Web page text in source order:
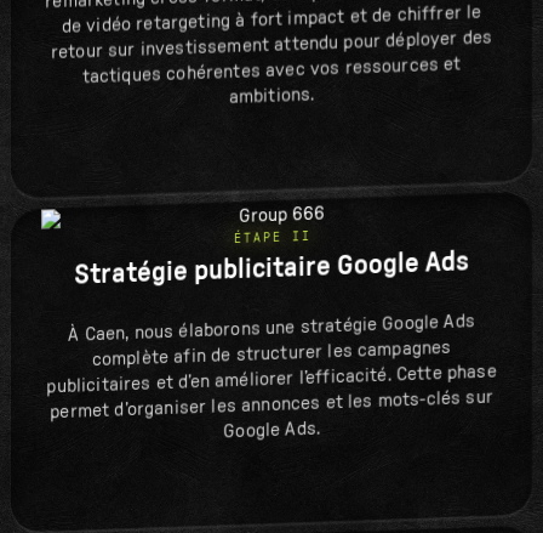
de vidéo retargeting à fort impact et de chiffrer le
retour sur investissement attendu pour déployer des
tactiques cohérentes avec vos ressources et
ambitions.
ÉTAPE II
Stratégie publicitaire Google Ads
À Caen, nous élaborons une stratégie Google Ads
complète afin de structurer les campagnes
publicitaires et d’en améliorer l’efficacité. Cette phase
permet d’organiser les annonces et les mots-clés sur
Google Ads.